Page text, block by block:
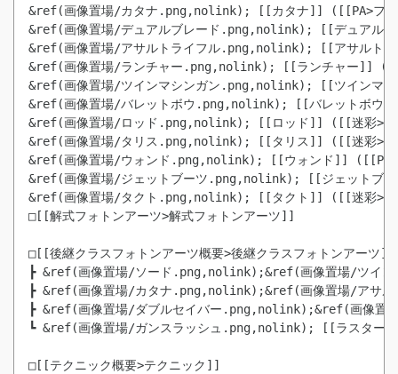
&ref(画像置場/カタナ.png,nolink); [[カタナ]] ([[PA>フ
&ref(画像置場/デュアルブレード.png,nolink); [[デュアル
&ref(画像置場/アサルトライフル.png,nolink); [[アサルト
&ref(画像置場/ランチャー.png,nolink); [[ランチャー]]
&ref(画像置場/ツインマシンガン.png,nolink); [[ツインマ
&ref(画像置場/バレットボウ.png,nolink); [[バレットボウ
&ref(画像置場/ロッド.png,nolink); [[ロッド]] ([[迷彩>武
&ref(画像置場/タリス.png,nolink); [[タリス]] ([[迷彩>武
&ref(画像置場/ウォンド.png,nolink); [[ウォンド]] ([[PA>
&ref(画像置場/ジェットブーツ.png,nolink); [[ジェットブ
&ref(画像置場/タクト.png,nolink); [[タクト]] ([[迷彩>武
□[[解式フォトンアーツ>解式フォトンアーツ]]
□[[後継クラスフォトンアーツ概要>後継クラスフォトンアーツ]]
┣ &ref(画像置場/ソード.png,nolink);&ref(画像置場/ツイ
┣ &ref(画像置場/カタナ.png,nolink);&ref(画像置場/アサ
┣ &ref(画像置場/ダブルセイバー.png,nolink);&ref(画像置
┗ &ref(画像置場/ガンスラッシュ.png,nolink); [[ラスター
□[[テクニック概要>テクニック]]